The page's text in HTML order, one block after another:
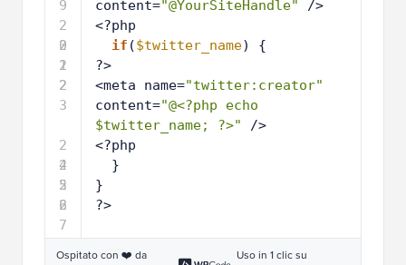
9
2
0
2
1
2
2
2
3
2
4
2
5
2
6
2
7
content="@YourSiteHandle"
/>
<?php
if ($twitter_name) {
?>
<meta name="twitter:creator"
content="@<?php echo
$twitter_name; ?>"
/>
<?php
}
}
?>
Ospitato con ❤️ da
Uso in 1 clic su